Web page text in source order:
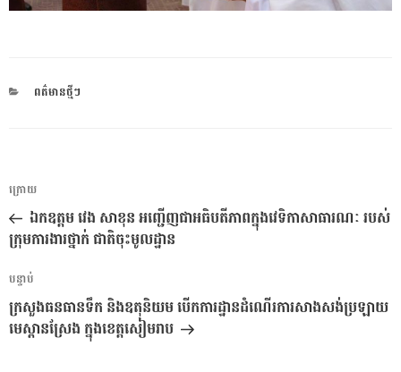
CATEGORIES
ពត៌មានថ្មីៗ
ការ​
នាំទិស​
ប្រកាស
អត្ថបទ
មុន
ក្រោយ
ឯកឧត្តម វេង សាខុន អញ្ជើញជាអធិបតីភាពក្នុងវេទិកាសាធារណៈ របស់
ក្រុមការងារថ្នាក់ ជាតិចុះមូលដ្ឋាន
អត្ថបទ
បន្ទាប់
បន្ទាប់
ក្រសួងធនធានទឹក និងឧតុនិយម បើកការដ្ឋានដំណើរការសាងសង់ប្រឡាយ
មេស្ពានស្រែង ក្នុងខេត្តសៀមរាប